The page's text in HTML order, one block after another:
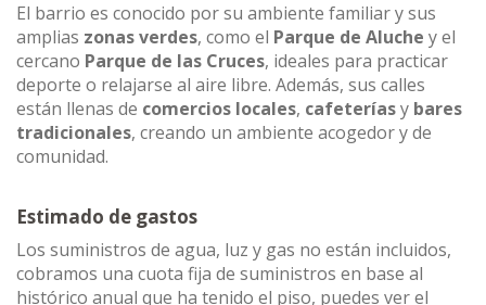
El barrio es conocido por su ambiente familiar y sus
amplias zonas verdes, como el Parque de Aluche y el
cercano Parque de las Cruces, ideales para practicar
deporte o relajarse al aire libre. Además, sus calles
están llenas de comercios locales, cafeteríasy bares
tradicionales, creando un ambiente acogedor y de
comunidad.
Estimado de gastos
Los suministros de agua, luz y gas no están incluidos,
cobramos una cuota fija de suministros en base al
histórico anual que ha tenido el piso, puedes ver el